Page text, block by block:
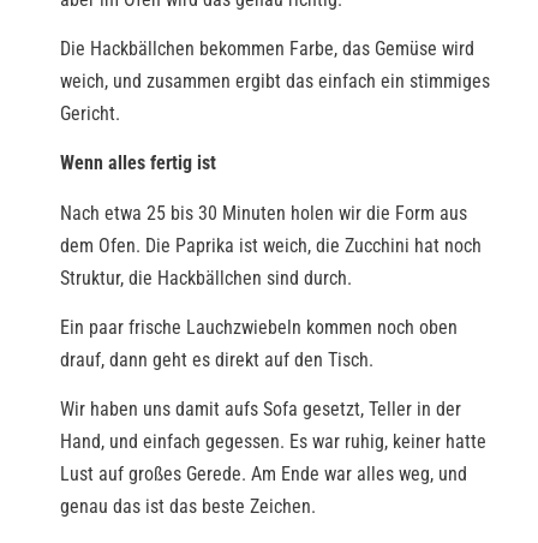
Die Hackbällchen bekommen Farbe, das Gemüse wird
weich, und zusammen ergibt das einfach ein stimmiges
Gericht.
Wenn alles fertig ist
Nach etwa 25 bis 30 Minuten holen wir die Form aus
dem Ofen. Die Paprika ist weich, die Zucchini hat noch
Struktur, die Hackbällchen sind durch.
Ein paar frische Lauchzwiebeln kommen noch oben
drauf, dann geht es direkt auf den Tisch.
Wir haben uns damit aufs Sofa gesetzt, Teller in der
Hand, und einfach gegessen. Es war ruhig, keiner hatte
Lust auf großes Gerede. Am Ende war alles weg, und
genau das ist das beste Zeichen.